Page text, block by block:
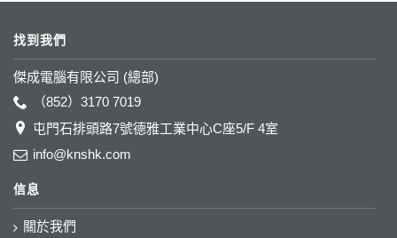
找到我們
傑成電腦有限公司 (總部)
（852）3170 7019
屯門石排頭路7號德雅工業中心C座5/F 4室
info@knshk.com
信息
關於我們